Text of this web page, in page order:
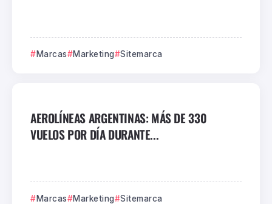
Marcas Marketing Sitemarca
AEROLÍNEAS ARGENTINAS: MÁS DE 330
VUELOS POR DÍA DURANTE...
Marcas Marketing Sitemarca